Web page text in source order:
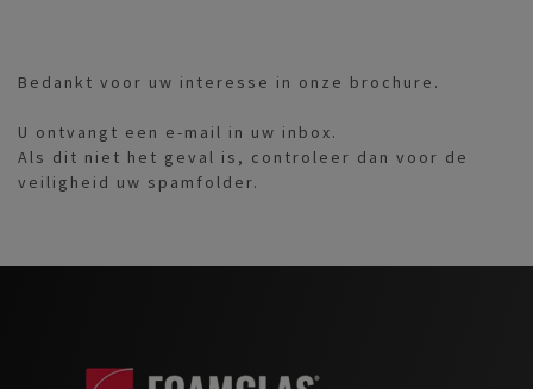
Bedankt voor uw interesse in onze brochure.
U ontvangt een e-mail in uw inbox.
Als dit niet het geval is, controleer dan voor de
veiligheid uw spamfolder.